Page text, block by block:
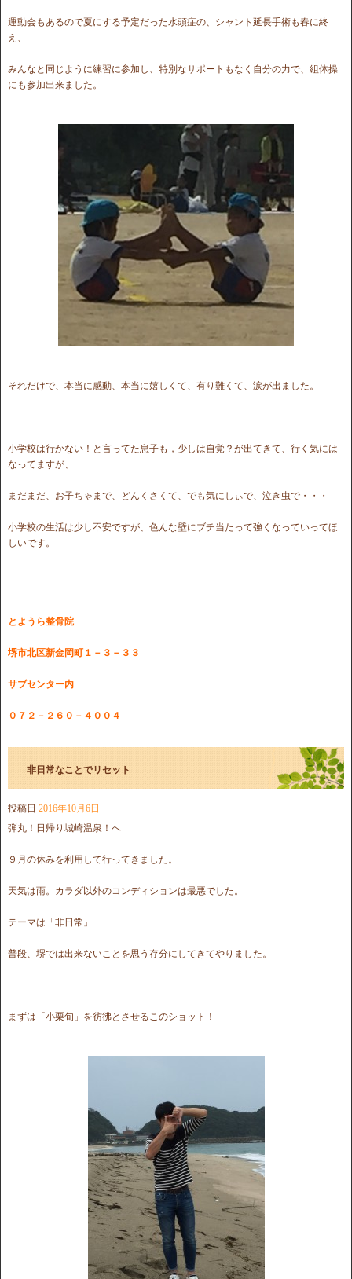
運動会もあるので夏にする予定だった水頭症の、シャント延長手術も春に終
え、
みんなと同じように練習に参加し、特別なサポートもなく自分の力で、組体操
にも参加出来ました。
それだけで、本当に感動、本当に嬉しくて、有り難くて、涙が出ました。
小学校は行かない！と言ってた息子も，少しは自覚？が出てきて、行く気には
なってますが、
まだまだ、お子ちゃまで、どんくさくて、でも気にしぃで、泣き虫で・・・
小学校の生活は少し不安ですが、色んな壁にブチ当たって強くなっていってほ
しいです。
とようら整骨院
堺市北区新金岡町１－３－３３
サブセンター内
０７２－２６０－４００４
非日常なことでリセット
投稿日 2016年10月6日
弾丸！日帰り城崎温泉！へ
９月の休みを利用して行ってきました。
天気は雨。カラダ以外のコンディションは最悪でした。
テーマは「非日常」
普段、堺では出来ないことを思う存分にしてきてやりました。
まずは「小栗旬」を彷彿とさせるこのショット！